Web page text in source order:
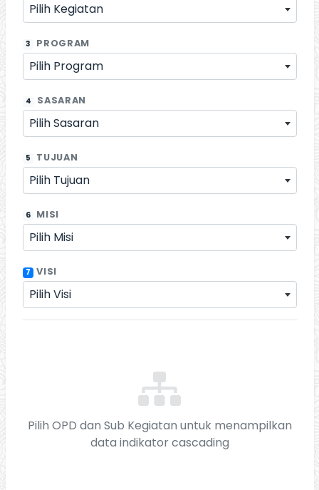
Pilih Kegiatan
3 PROGRAM
Pilih Program
4 SASARAN
Pilih Sasaran
5 TUJUAN
Pilih Tujuan
6 MISI
Pilih Misi
7 VISI
Pilih Visi
Pilih OPD dan Sub Kegiatan untuk menampilkan
data indikator cascading